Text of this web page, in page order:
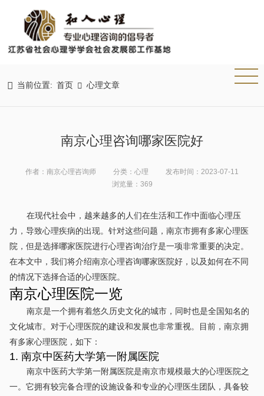
 当前位置: 首页  心理文章
南京心理咨询哪家医院好
作者：南京心理咨询师 分类：心理
发布时间：2023-07-11
浏览量：369
在现代社会中，越来越多的人们在生活和工作中面临心理压
力，导致心理疾病的出现。针对这些问题，南京市拥有多家心理医
院，但是选择哪家医院进行心理咨询治疗是一项非常重要的决定。
在本文中，我们将介绍南京心理咨询哪家医院好，以及如何在不同
的情况下选择合适的心理医院。
南京心理医院一览
南京是一个拥有着悠久历史文化的城市，同时也是全国知名的
文化城市。对于心理医院的建设和发展也非常重视。目前，南京拥
有多家心理医院，如下：
1. 南京中医药大学第一附属医院
南京中医药大学第一附属医院是南京市规模最大的心理医院之
一。它拥有较完备合理的设施设备和专业的心理医生团队，具备较